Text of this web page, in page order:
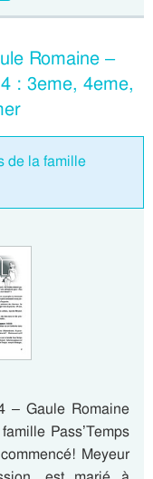
Romaine –
: 3eme, 4eme,
de la famille
– Gaule Romaine
Pass’Temps
Meyeur